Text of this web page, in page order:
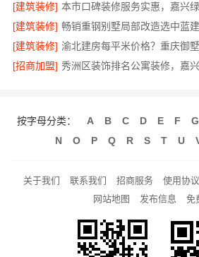
[建筑装修]
[建筑装修]
[建筑装修]
[招商加盟]
按字母分类： A B C D E F G
N
O P Q R S T U
关于我们 联系我们 招商服务 使用协议
网站地图
发布信息 免